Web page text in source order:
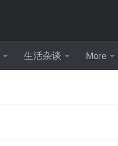
生活杂谈 More